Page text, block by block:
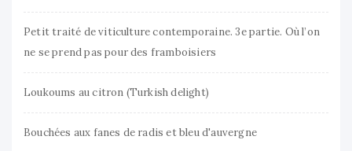
Petit traité de viticulture contemporaine. 3e partie. Où l’on
ne se prend pas pour des framboisiers
Loukoums au citron (Turkish delight)
Bouchées aux fanes de radis et bleu d'auvergne